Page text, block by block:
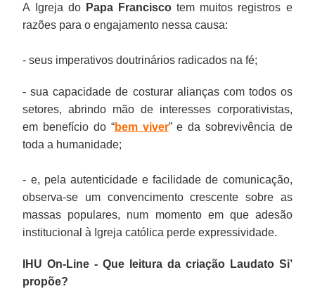
A Igreja doPapa Francisco tem muitos registros e
razões para o engajamento nessa causa:
- seus imperativos doutrinários radicados na fé;
- sua capacidade de costurar alianças com todos os
setores, abrindo mão de interesses corporativistas,
em benefício do “bem viver” e da sobrevivência de
toda a humanidade;
- e, pela autenticidade e facilidade de comunicação,
observa-se um convencimento crescente sobre as
massas populares, num momento em que adesão
institucional à Igreja católica perde expressividade.
IHU On-Line - Que leitura da criação Laudato Si’
propõe?